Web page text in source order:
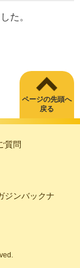
た。
ページの先頭へ
戻る
質問
ジンバックナ